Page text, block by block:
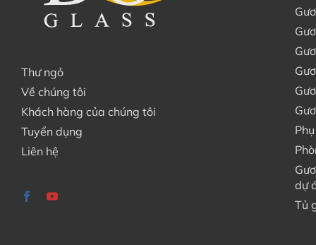
Thư ngỏ
Về chúng tôi
Khách hàng của chúng tôi
Tuyển dụng
Liên hệ
dự
Tủ